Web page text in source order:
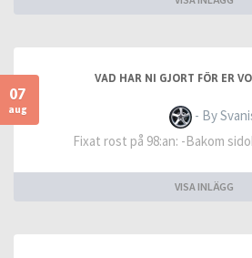
07
aug
VAD HAR NI GJORT FÖR ER
- By
Fixat rost på 98:an: -Bakom
VISA INLÄGG